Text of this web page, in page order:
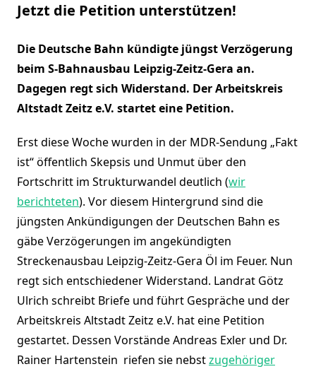
Jetzt die Petition unterstützen!
Die Deutsche Bahn kündigte jüngst Verzögerung
beim S-Bahnausbau Leipzig-Zeitz-Gera an.
Dagegen regt sich Widerstand. Der Arbeitskreis
Altstadt Zeitz e.V. startet eine Petition.
Erst diese Woche wurden in der MDR-Sendung „Fakt
ist“ öffentlich Skepsis und Unmut über den
Fortschritt im Strukturwandel deutlich (wir
berichteten). Vor diesem Hintergrund sind die
jüngsten Ankündigungen der Deutschen Bahn es
gäbe Verzögerungen im angekündigten
Streckenausbau Leipzig-Zeitz-Gera Öl im Feuer. Nun
regt sich entschiedener Widerstand. Landrat Götz
Ulrich schreibt Briefe und führt Gespräche und der
Arbeitskreis Altstadt Zeitz e.V. hat eine Petition
gestartet. Dessen Vorstände Andreas Exler und Dr.
Rainer Hartenstein riefen sie nebstzugehöriger